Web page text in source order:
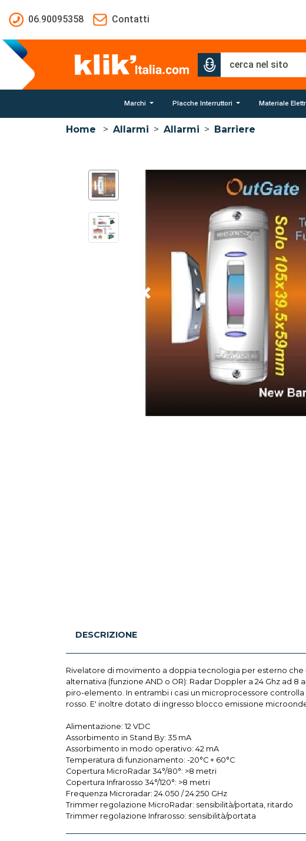
06.90095358
Contatti
Marchi Placche Interruttori Materiale
Home > Allarmi > Allarmi > Barriere
DESCRIZIONE
Rivelatore di movimento a doppia tecnologia per esterno
alternativa (funzione AND o OR): Radar Doppler a 24 Ghz ad
piro-elemento. In entrambi i casi un microprocessore
rosso. E' inoltre dotato di ingresso blocco emissione
Alimentazione: 12 VDC
Assorbimento in Stand By: 35 mA
Assorbimento in modo operativo: 42 mA
Temperatura di funzionamento: -20°C + 60°C
Copertura MicroRadar 34°/80°: >8 metri
Copertura Infrarosso 34°/120°: >8 metri
Frequenza Microradar: 24.050 / 24.250 GHz
Trimmer regolazione MicroRadar: sensibilità/portata, ritardo
Trimmer regolazione Infrarosso: sensibilità/portata